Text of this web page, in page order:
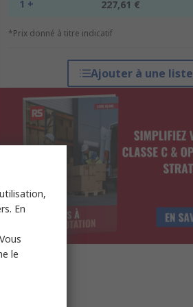
1 + 227,61 €
*Prix donné à titre indicatif
Ajouter à une liste
En
le